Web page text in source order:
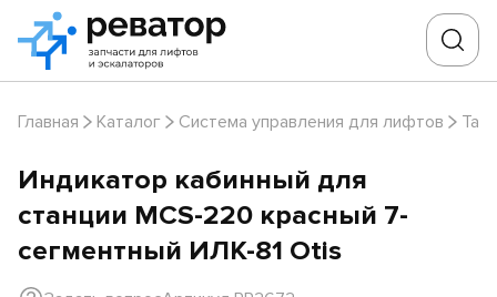
Главная Каталог Система управления для лифтов
Индикатор кабинный для
станции MCS-220 красный 7-
сегментный ИЛК-81 Otis